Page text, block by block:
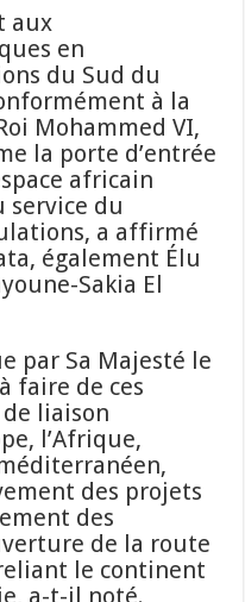
aux
en
du Sud du
à la
Mohammed VI,
la porte d’entrée
africain
service du
a affirmé
également Élu
Sakia El
par Sa Majesté le
faire de ces
liaison
l’Afrique,
des projets
des
de la route
le continent
a-t-il noté.